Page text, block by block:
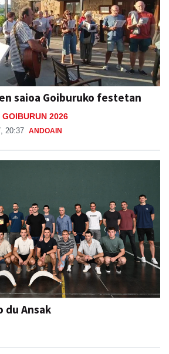
saioa Goiburuko festetan
2026
20:37 ANDOAIN
du Ansak